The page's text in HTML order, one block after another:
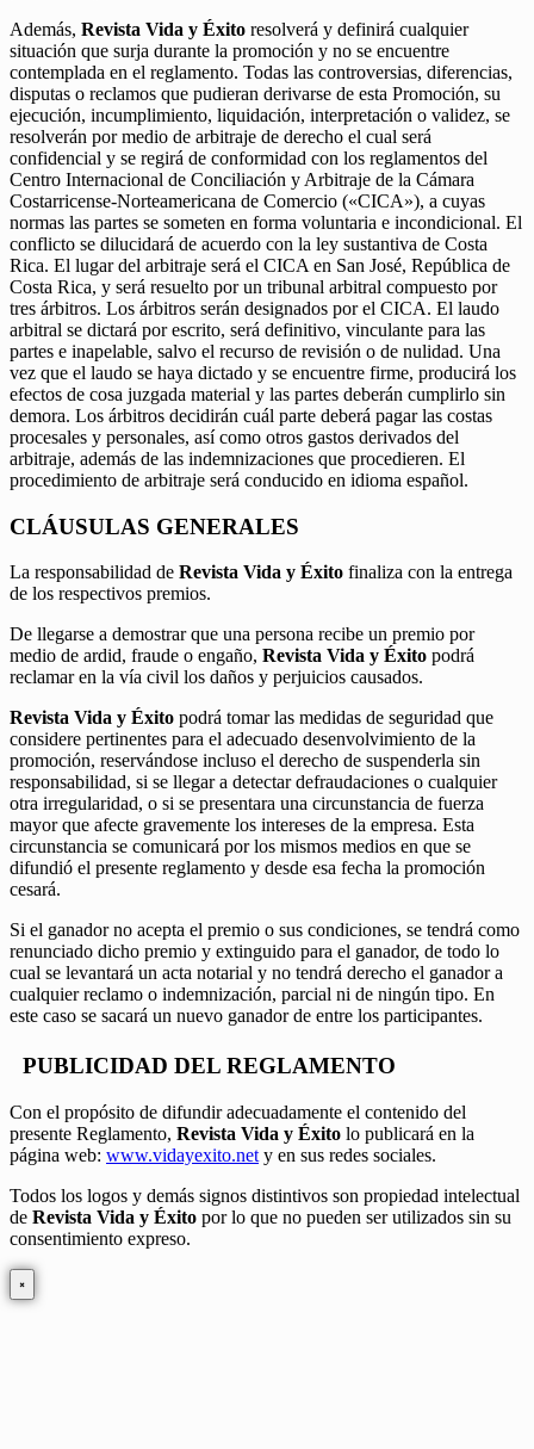
Además, Revista Vida y Éxito resolverá y definirá cualquier
situación que surja durante la promoción y no se encuentre
contemplada en el reglamento. Todas las controversias, diferencias,
disputas o reclamos que pudieran derivarse de esta Promoción, su
ejecución, incumplimiento, liquidación, interpretación o validez, se
resolverán por medio de arbitraje de derecho el cual será
confidencial y se regirá de conformidad con los reglamentos del
Centro Internacional de Conciliación y Arbitraje de la Cámara
Costarricense-Norteamericana de Comercio («CICA»), a cuyas
normas las partes se someten en forma voluntaria e incondicional. El
conflicto se dilucidará de acuerdo con la ley sustantiva de Costa
Rica. El lugar del arbitraje será el CICA en San José, República de
Costa Rica, y será resuelto por un tribunal arbitral compuesto por
tres árbitros. Los árbitros serán designados por el CICA. El laudo
arbitral se dictará por escrito, será definitivo, vinculante para las
partes e inapelable, salvo el recurso de revisión o de nulidad. Una
vez que el laudo se haya dictado y se encuentre firme, producirá los
efectos de cosa juzgada material y las partes deberán cumplirlo sin
demora. Los árbitros decidirán cuál parte deberá pagar las costas
procesales y personales, así como otros gastos derivados del
arbitraje, además de las indemnizaciones que procedieren. El
procedimiento de arbitraje será conducido en idioma español.
CLÁUSULAS GENERALES
La responsabilidad de Revista Vida y Éxito finaliza con la entrega
de los respectivos premios.
De llegarse a demostrar que una persona recibe un premio por
medio de ardid, fraude o engaño, Revista Vida y Éxito podrá
reclamar en la vía civil los daños y perjuicios causados.
Revista Vida y Éxito podrá tomar las medidas de seguridad que
considere pertinentes para el adecuado desenvolvimiento de la
promoción, reservándose incluso el derecho de suspenderla sin
responsabilidad, si se llegar a detectar defraudaciones o cualquier
otra irregularidad, o si se presentara una circunstancia de fuerza
mayor que afecte gravemente los intereses de la empresa. Esta
circunstancia se comunicará por los mismos medios en que se
difundió el presente reglamento y desde esa fecha la promoción
cesará.
Si el ganador no acepta el premio o sus condiciones, se tendrá como
renunciado dicho premio y extinguido para el ganador, de todo lo
cual se levantará un acta notarial y no tendrá derecho el ganador a
cualquier reclamo o indemnización, parcial ni de ningún tipo. En
este caso se sacará un nuevo ganador de entre los participantes.
PUBLICIDAD DEL REGLAMENTO
Con el propósito de difundir adecuadamente el contenido del
presente Reglamento, Revista Vida y Éxito lo publicará en la
página web: www.vidayexito.net y en sus redes sociales.
Todos los logos y demás signos distintivos son propiedad intelectual
de Revista Vida y Éxito por lo que no pueden ser utilizados sin su
consentimiento expreso.
×